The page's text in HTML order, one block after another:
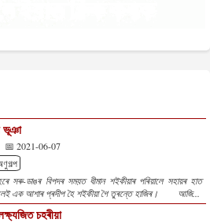
ভূঞা
📅 2021-06-07
সৰু-ডাঙৰ বিপদৰ সময়ত ধীমান শইকীয়াৰ পৰিয়ালে সহায়ৰ হাত
এক আশাৰ প্ৰদীপ হৈ শইকীয়া গৈ তুৰন্তে হাজিৰ। আজি...
চহৰীয়া